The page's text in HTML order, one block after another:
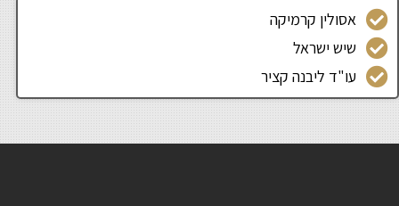
אסולין קרמיקה
שיש ישראל
עו"ד ליבנה קציר